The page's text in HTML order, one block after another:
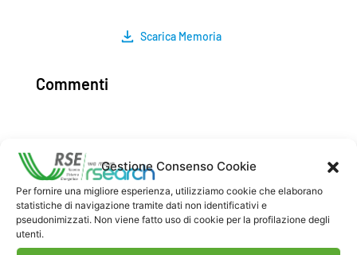
Gestione Consenso Cookie
Per fornire una migliore esperienza, utilizziamo cookie che elaborano
statistiche di navigazione tramite dati non identificativi e
pseudonimizzati. Non viene fatto uso di cookie per la profilazione degli
utenti.
Scarica Memoria
Commenti
Pubblica un commento